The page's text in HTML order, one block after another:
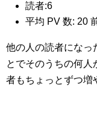
読者:6
平均 PV 数: 20
他の人の読者になっ
とでそのうちの何人
者もちょっとずつ増